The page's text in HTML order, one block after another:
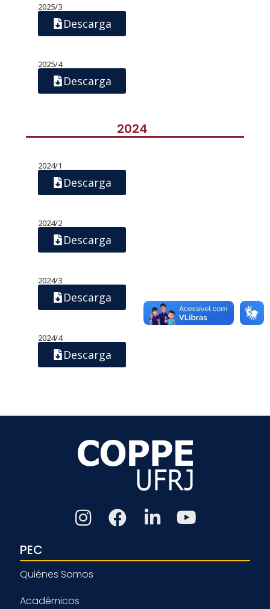
2025/3
Descarga
2025/4
Descarga
2024
2024/1
Descarga
2024/2
Descarga
2024/3
Descarga
2024/4
Descarga
PEC
Quiénes Somos
Académicos